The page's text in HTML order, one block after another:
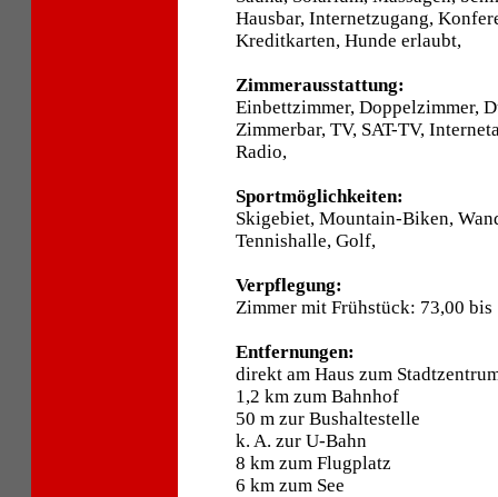
Hausbar, Internetzugang,
Kreditkarten, Hunde erlaubt,
Zimmerausstattung:
Einbettzimmer, Doppelzimmer,
Zimmerbar, TV, SAT-TV,
Radio,
Sportmöglichkeiten:
Skigebiet, Mountain-Biken,
Tennishalle, Golf,
Verpflegung:
Zimmer mit Frühstück: 73,00
Entfernungen:
direkt am Haus zum
1,2 km zum Bahnhof
50 m zur Bushaltestelle
k. A. zur U-Bahn
8 km zum Flugplatz
6 km zum See